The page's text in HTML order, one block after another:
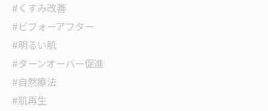
#くすみ改善
#ビフォーアフター
#明るい肌
#ターンオーバー促進
#自然療法
#肌再生